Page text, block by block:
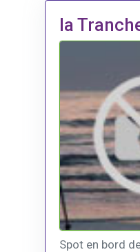
la
Spot en bord